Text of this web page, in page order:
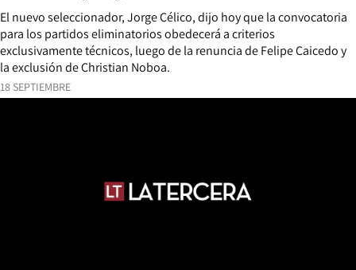
18 SEPTIEMBRE
El nuevo seleccionador, Jorge Célico, dijo hoy que la convocatoria
para los partidos eliminatorios obedecerá a criterios
exclusivamente técnicos, luego de la renuncia de Felipe Caicedo y
la exclusión de Christian Noboa.